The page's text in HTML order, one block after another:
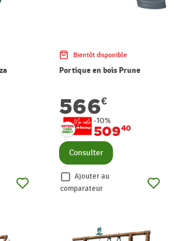
Bientôt disponible
Portique en bois Prune
566€
-10%
50940
Consulter
Ajouter au
comparateur